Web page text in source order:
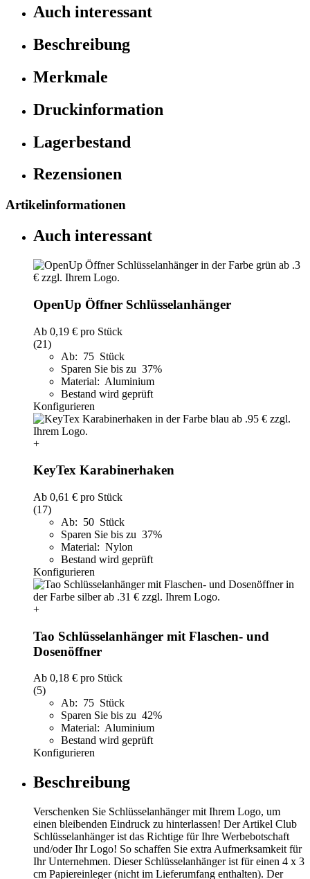
Auch interessant
Beschreibung
Merkmale
Druckinformation
Lagerbestand
Rezensionen
Artikelinformationen
Auch interessant
OpenUp Öffner Schlüsselanhänger
Ab 0,19 € pro Stück
(21)
Ab: 75 Stück
Sparen Sie bis zu 37%
Material: Aluminium
Bestand wird geprüft
Konfigurieren
+
KeyTex Karabinerhaken
Ab 0,61 € pro Stück
(17)
Ab: 50 Stück
Sparen Sie bis zu 37%
Material: Nylon
Bestand wird geprüft
Konfigurieren
+
Tao Schlüsselanhänger mit Flaschen- und
Dosenöffner
Ab 0,18 € pro Stück
(5)
Ab: 75 Stück
Sparen Sie bis zu 42%
Material: Aluminium
Bestand wird geprüft
Konfigurieren
Beschreibung
Verschenken Sie Schlüsselanhänger mit Ihrem Logo, um
einen bleibenden Eindruck zu hinterlassen! Der Artikel Club
Schlüsselanhänger ist das Richtige für Ihre Werbebotschaft
und/oder Ihr Logo! So schaffen Sie extra Aufmerksamkeit für
Ihr Unternehmen. Dieser Schlüsselanhänger ist für einen 4 x 3
cm Papiereinleger (nicht im Lieferumfang enthalten). Der